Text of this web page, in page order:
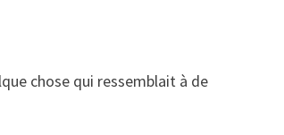
chose qui ressemblait à de